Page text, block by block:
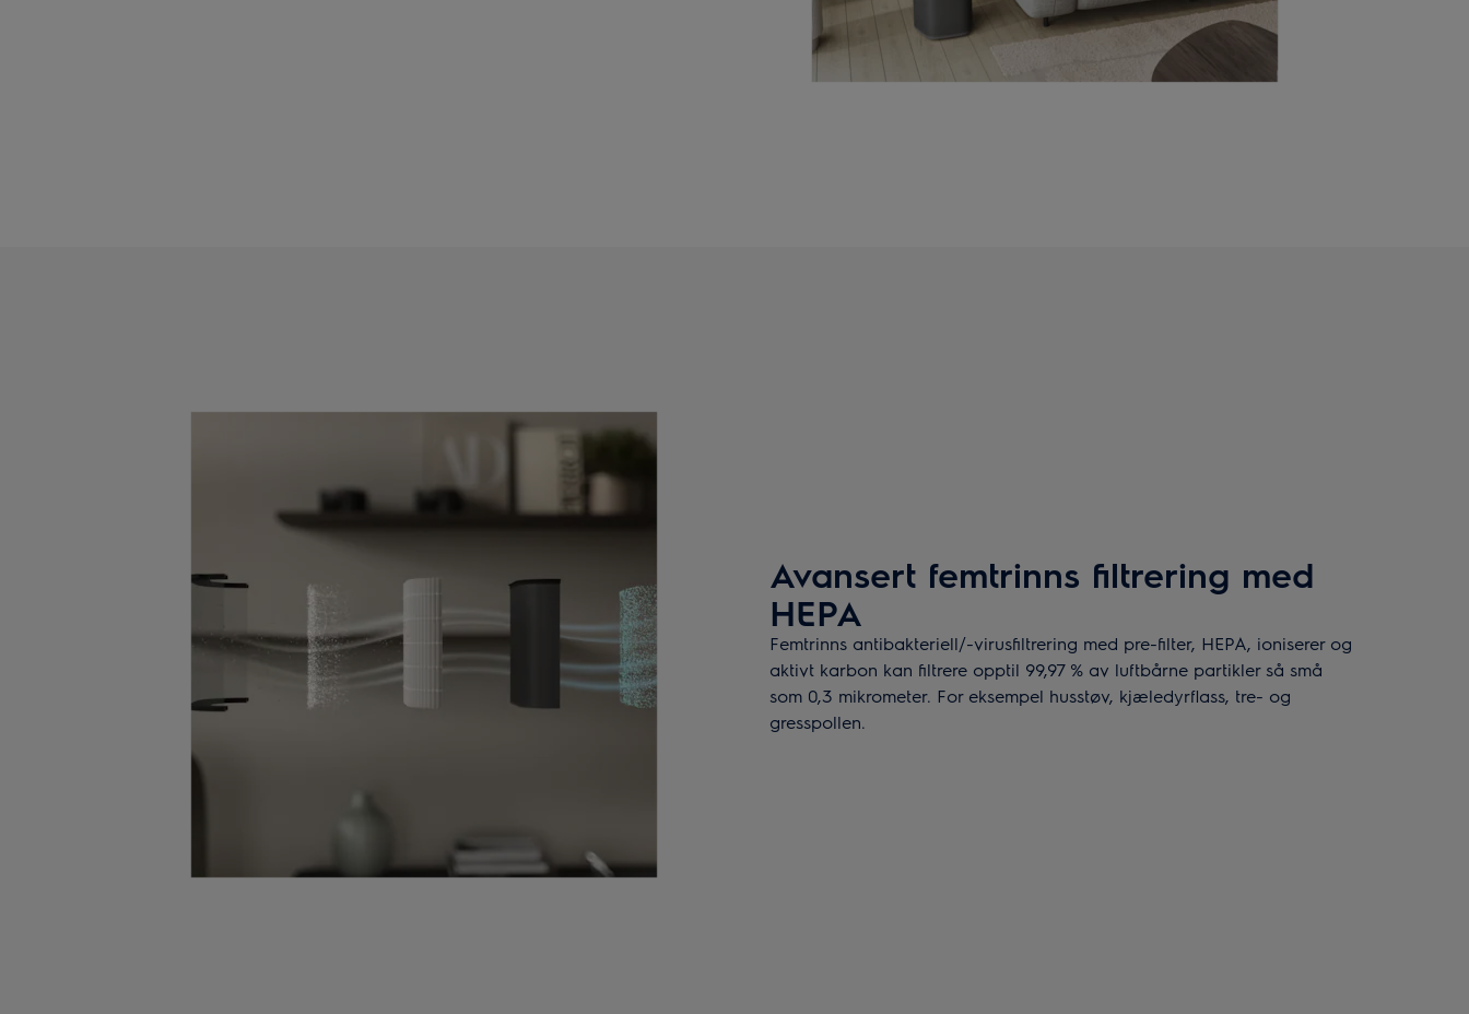
Avansert femtrinns filtrering med
HEPA
Femtrinns antibakteriell/-virusfiltrering med pre-filter, HEPA, ioniserer og
aktivt karbon kan filtrere opptil 99,97 % av luftbårne partikler så små
som 0,3 mikrometer. For eksempel husstøv, kjæledyrflass, tre- og
gresspollen.